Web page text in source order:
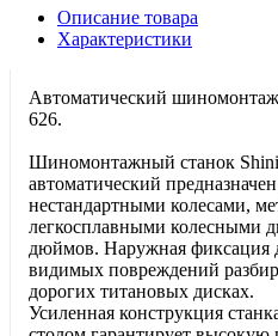
Описание товара
Характеристики
Автоматический
626.
Шиномонтажный станок
автоматический
нестандартными колесами,
легкосплавными колесными
дюймов. Наружная фиксация
видимых повреждений
дорогих титановых дисках.
Усиленная конструкция